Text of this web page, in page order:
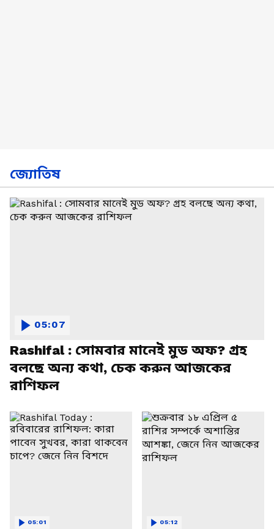
জ্যোতিষ
Rashifal : সোমবার মানেই মুড অফ? গ্রহ
বলছে অন্য কথা, চেক করুন আজকের
রাশিফল
05:07
05:01 05:12